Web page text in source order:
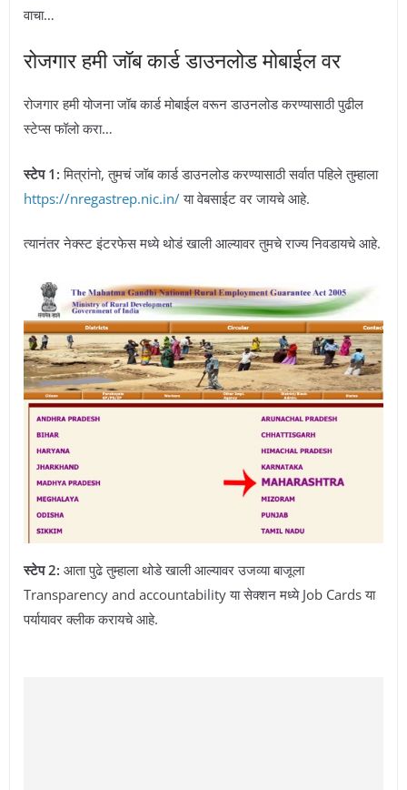
वाचा…
रोजगार हमी जॉब कार्ड डाउनलोड मोबाईल वर
रोजगार हमी योजना जॉब कार्ड मोबाईल वरून डाउनलोड करण्यासाठी पुढील
स्टेप्स फॉलो करा…
स्टेप 1: मित्रांनो, तुमचं जॉब कार्ड डाउनलोड करण्यासाठी सर्वात पहिले तुम्हाला
https://nregastrep.nic.in/या वेबसाईट वर जायचे आहे.
त्यानंतर नेक्स्ट इंटरफेस मध्ये थोडं खाली आल्यावर तुमचे राज्य निवडायचे आहे.
स्टेप 2: आता पुढे तुम्हाला थोडे खाली आल्यावर उजव्या बाजूला
Transparency and accountability या सेक्शन मध्ये Job Cards या
पर्यायावर क्लीक करायचे आहे.